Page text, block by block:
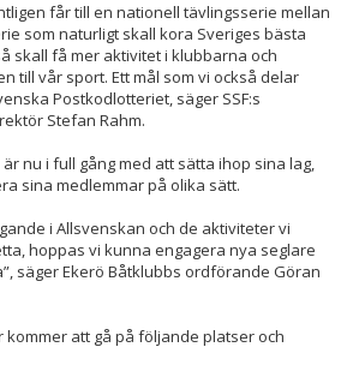
får till en nationell tävlingsserie mellan
som naturligt skall kora Sveriges bästa
skall få mer aktivitet i klubbarna och
till vår sport. Ett mål som vi också delar
Postkodlotteriet, säger SSF:s
Stefan Rahm.
nu i full gång med att sätta ihop sina lag,
sina medlemmar på olika sätt.
i Allsvenskan och de aktiviteter vi
hoppas vi kunna engagera nya seglare
säger Ekerö Båtklubbs ordförande Göran
att gå på följande platser och